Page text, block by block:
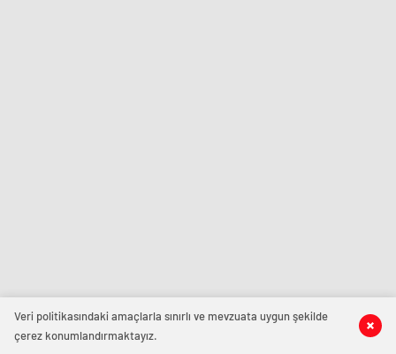
Veri politikasındaki amaçlarla sınırlı ve mevzuata uygun şekilde
çerez konumlandırmaktayız.